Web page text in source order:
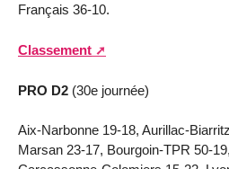
Français 36-10.
Classement
PRO D2 (30e journée)
Aix-Narbonne 19-18, Aurillac-
Marsan 23-17, Bourgoin-TPR 50-